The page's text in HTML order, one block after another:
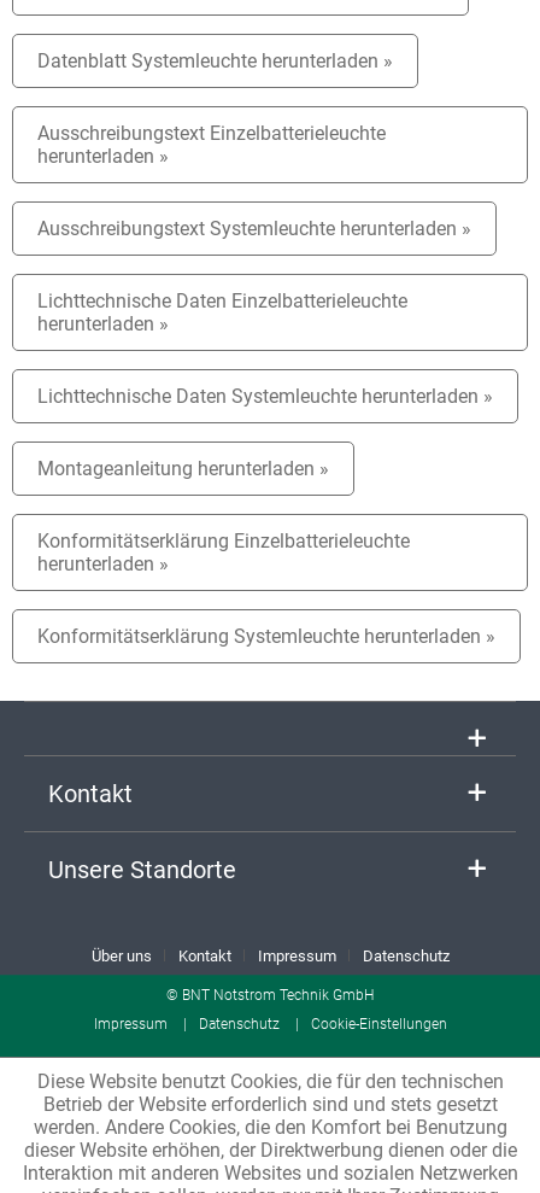
Ausschreibungstext Einzelbatterieleuchte
herunterladen »
Lichttechnische Daten Einzelbatterieleuchte
herunterladen »
Montageanleitung herunterladen »
Konformitätserklärung Einzelbatterieleuchte
herunterladen »
Datenblatt Systemleuchte herunterladen »
Ausschreibungstext Systemleuchte herunterladen »
Lichttechnische Daten Systemleuchte herunterladen »
Konformitätserklärung Systemleuchte herunterladen »
Kontakt
Unsere Standorte
Über uns Kontakt Impressum Datenschutz
© BNT Notstrom Technik GmbH
Impressum
Datenschutz Cookie-Einstellungen
Diese Website benutzt Cookies, die für den technischen
Betrieb der Website erforderlich sind und stets gesetzt
werden. Andere Cookies, die den Komfort bei Benutzung
dieser Website erhöhen, der Direktwerbung dienen oder die
Interaktion mit anderen Websites und sozialen Netzwerken